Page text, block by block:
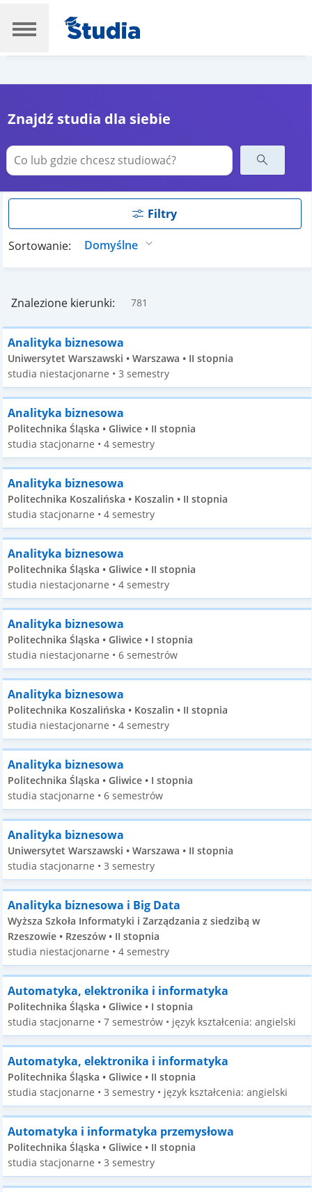
Znajdź studia dla siebie
Filtry
Sortowanie:
Znalezione kierunki: 781
Analityka biznesowa
Uniwersytet Warszawski • Warszawa • II stopnia
studia niestacjonarne • 3 semestry
Analityka biznesowa
Politechnika Śląska • Gliwice • II stopnia
studia stacjonarne • 4 semestry
Analityka biznesowa
Politechnika Koszalińska • Koszalin • II stopnia
studia stacjonarne • 4 semestry
Analityka biznesowa
Politechnika Śląska • Gliwice • II stopnia
studia niestacjonarne • 4 semestry
Analityka biznesowa
Politechnika Śląska • Gliwice • I stopnia
studia niestacjonarne • 6 semestrów
Analityka biznesowa
Politechnika Koszalińska • Koszalin • II stopnia
studia niestacjonarne • 4 semestry
Analityka biznesowa
Politechnika Śląska • Gliwice • I stopnia
studia stacjonarne • 6 semestrów
Analityka biznesowa
Uniwersytet Warszawski • Warszawa • II stopnia
studia stacjonarne • 3 semestry
Analityka biznesowa i Big Data
Wyższa Szkoła Informatyki i Zarządzania z siedzibą w
Rzeszowie • Rzeszów • II stopnia
studia niestacjonarne • 4 semestry
Automatyka, elektronika i informatyka
Politechnika Śląska • Gliwice • I stopnia
studia stacjonarne • 7 semestrów • język kształcenia: angielski
Automatyka, elektronika i informatyka
Politechnika Śląska • Gliwice • II stopnia
studia stacjonarne • 3 semestry • język kształcenia: angielski
Automatyka i informatyka przemysłowa
Politechnika Śląska • Gliwice • II stopnia
studia stacjonarne • 3 semestry